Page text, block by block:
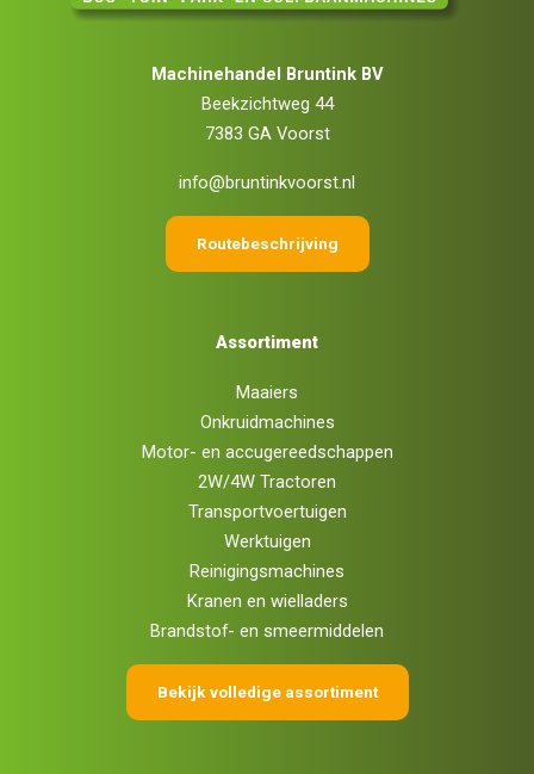
Machinehandel Bruntink BV
Beekzichtweg 44
7383 GA Voorst
info@bruntinkvoorst.nl
Routebeschrijving
Assortiment
Maaiers
Onkruidmachines
Motor- en accugereedschappen
2W/4W Tractoren
Transportvoertuigen
Werktuigen
Reinigingsmachines
Kranen en wielladers
Brandstof- en smeermiddelen
Bekijk volledige assortiment